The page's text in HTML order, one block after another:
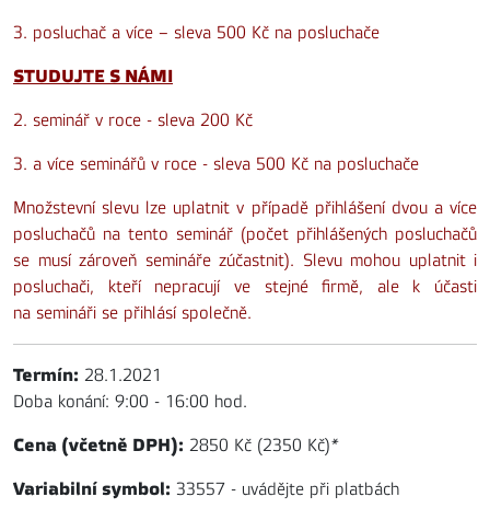
3. posluchač a více – sleva 500 Kč na posluchače
STUDUJTE S NÁMI
2. seminář v roce - sleva 200 Kč
3. a více seminářů v roce - sleva 500 Kč na posluchače
Množstevní slevu lze uplatnit v případě přihlášení dvou a více
posluchačů na tento seminář (počet přihlášených posluchačů
se musí zároveň semináře zúčastnit). Slevu mohou uplatnit i
posluchači, kteří nepracují ve stejné firmě, ale k účasti
na semináři se přihlásí společně.
Termín: 28.1.2021
Doba konání: 9:00 - 16:00 hod.
Cena (včetně DPH): 2850 Kč (2350 Kč)*
Variabilní symbol: 33557 - uvádějte při platbách